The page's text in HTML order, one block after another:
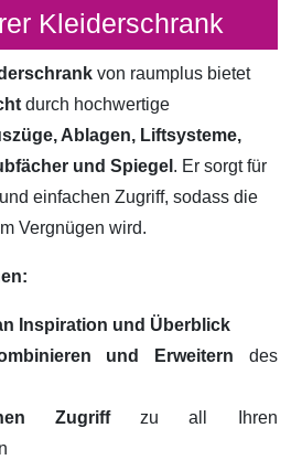
Kleiderschrank
von raumplus bietet
durch hochwertige
Ablagen, Liftsysteme,
und Spiegel . Er sorgt für
und einfachen Zugriff, sodass die
Vergnügen wird.
Inspiration und Überblick
und Erweitern des
Zugriffzu all Ihren